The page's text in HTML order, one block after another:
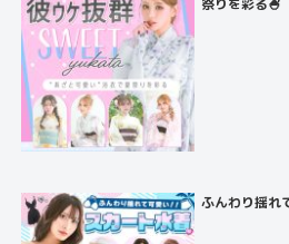
ふんわり揺れ